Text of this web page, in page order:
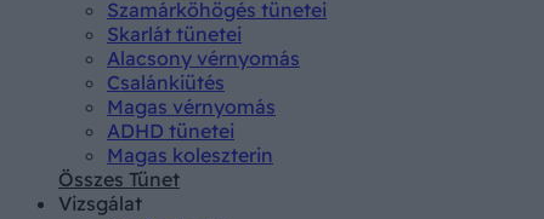
Szamárköhögés tünetei
Skarlát tünetei
Alacsony vérnyomás
Csalánkiütés
Magas vérnyomás
ADHD tünetei
Magas koleszterin
Összes Tünet
Vizsgálat